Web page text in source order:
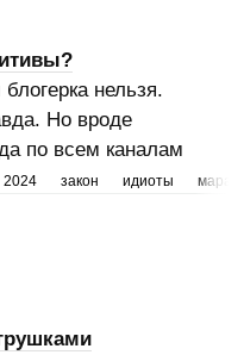
нельзя.
Но вроде
по всем каналам
2024 закон идиоты